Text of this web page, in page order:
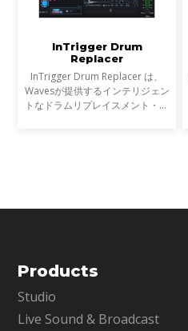
InTrigger Drum
Replacer
InTrigger Drum Replacer は、
Wavesが提供するインテリジェン
トなドラムリプレイスメント・プ
Products
Studio
Live Sound & Broadcast